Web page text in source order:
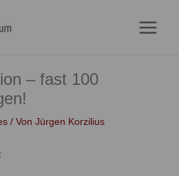
– fast 100
/ Von Jürgen Korzilius